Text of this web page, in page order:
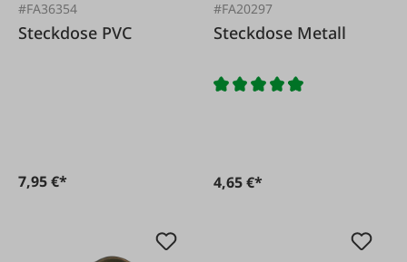
#FA36354
Steckdose PVC
7,95 €*
#FA20297
Steckdose Metall
4,65 €*